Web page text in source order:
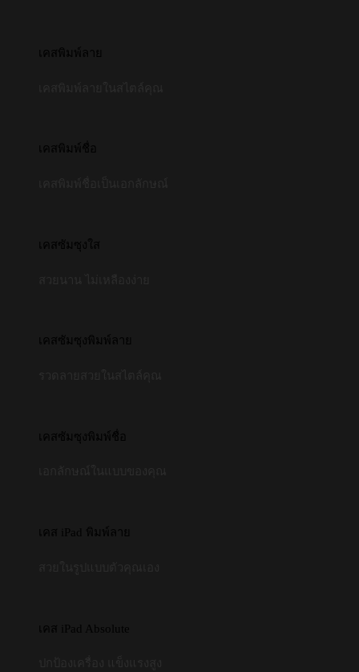
เคสพิมพ์ลาย
เคสพิมพ์ชื่อ
เคสซัมซุงใส
เคสซัมซุงพิมพ์ลาย
เคสซัมซุงพิมพ์ชื่อ
เคส iPad พิมพ์ลาย
เคส iPad Absolute